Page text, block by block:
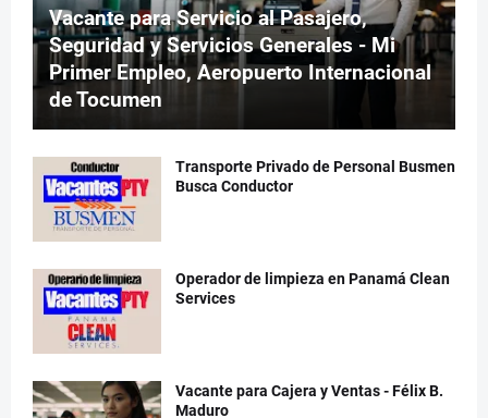
Vacante para Servicio al Pasajero,
Seguridad y Servicios Generales - Mi
Primer Empleo, Aeropuerto Internacional
de Tocumen
Transporte Privado de Personal Busmen
Busca Conductor
Operador de limpieza en Panamá Clean
Services
Vacante para Cajera y Ventas - Félix B.
Maduro